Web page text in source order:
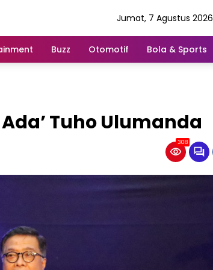
Jumat, 7 Agustus 2026
Buzz Otomotif Bola & Sports
Tuho Ulumanda
308